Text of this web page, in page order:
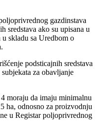
gazdinstava
sredstava ako su upisana u
skladu sa Uredbom o
podsticajnih sredstava
za obavljanje
moraju da imaju minimalnu
ha, odnosno za proizvodnju
u Registar poljoprivrednog